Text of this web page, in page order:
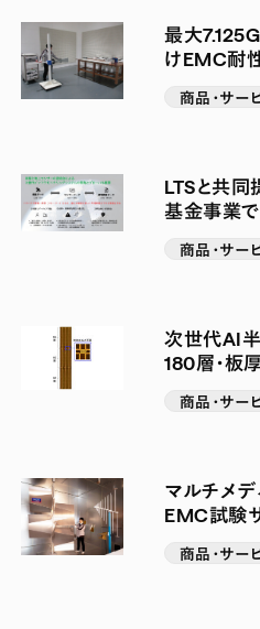
最大
けEMC耐
商品・サー
LTSと共
基金事業
商品・サー
次世代AI
180層・板
商品・サー
マルチメ
EMC試験
商品・サー